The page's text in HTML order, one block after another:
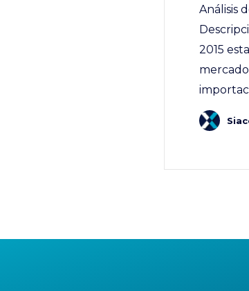
Análisis
2015